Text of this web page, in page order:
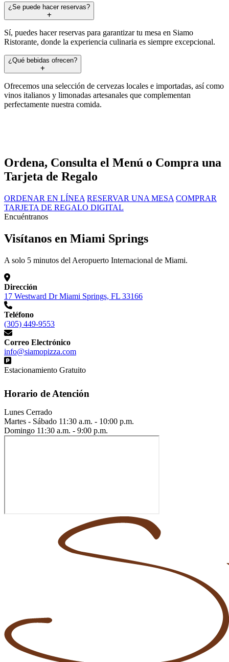
¿Se puede hacer reservas?
Sí, puedes hacer reservas para garantizar tu mesa en Siamo
Ristorante, donde la experiencia culinaria es siempre excepcional.
¿Qué bebidas ofrecen?
Ofrecemos una selección de cervezas locales e importadas, así como
vinos italianos y limonadas artesanales que complementan
perfectamente nuestra comida.
Ordena, Consulta el Menú o Compra una
Tarjeta de Regalo
ORDENAR EN LÍNEA RESERVAR UNA MESA COMPRAR
TARJETA DE REGALO DIGITAL
Encuéntranos
Visítanos en Miami Springs
A solo 5 minutos del Aeropuerto Internacional de Miami.
Dirección
17 Westward Dr Miami Springs, FL 33166
Teléfono
(305) 449-9553
Correo Electrónico
info@siamopizza.com
Estacionamiento Gratuito
Horario de Atención
Lunes Cerrado
Martes - Sábado 11:30 a.m. - 10:00 p.m.
Domingo 11:30 a.m. - 9:00 p.m.